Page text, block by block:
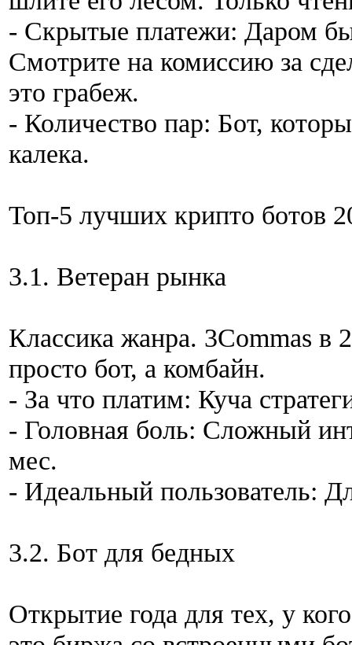
- Скрытые платежи: Даром
Смотрите на комиссию за
это грабеж.
- Количество пар: Бот,
калека.
Топ-5 лучших крипто ботов
3.1. Ветеран рынка
Классика жанра. 3Commas в
просто бот, а комбайн.
- За что платим: Куча
- Головная боль: Сложный
мес.
- Идеальный пользователь:
3.2. Бот для бедных
Открытие года для тех, у